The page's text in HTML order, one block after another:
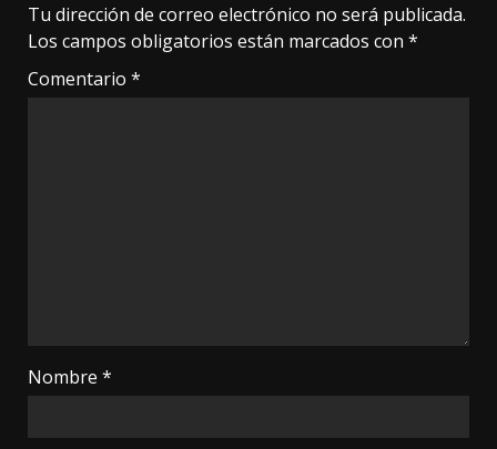
Tu dirección de correo electrónico no será publicada.
Los campos obligatorios están marcados con *
Comentario *
Nombre *